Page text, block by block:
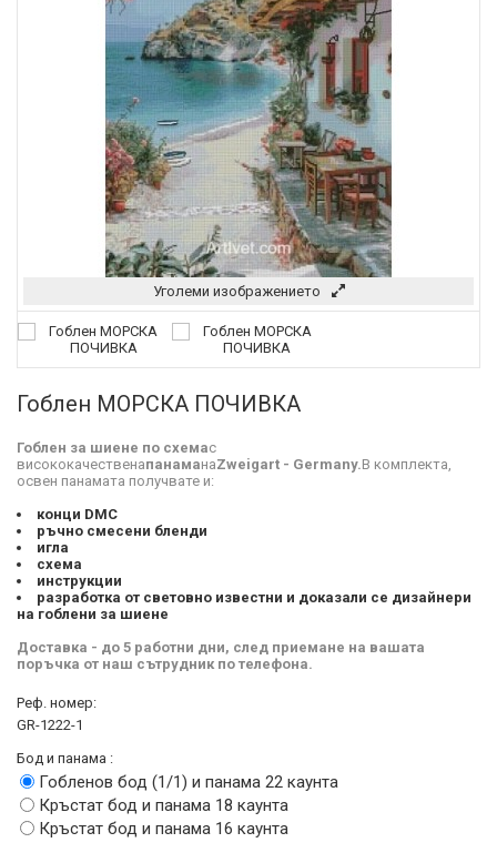
Уголеми изображението
Гоблен МОРСКА ПОЧИВКА
Гоблен за шиене по схемас
висококачественапанаманаZweigart - Germany.В комплекта,
освен панамата получвате и:
конци DMC
ръчно смесени бленди
игла
схема
инструкции
разработка от световно известни и доказали се дизайнери
на гоблени за шиене
Доставка - до 5 работни дни, след приемане на вашата
поръчка от наш сътрудник по телефона.
Реф. номер:
GR-1222-1
Бод и панама :
Гобленов бод (1/1) и панама 22 каунта
Кръстат бод и панама 18 каунта
Кръстат бод и панама 16 каунта